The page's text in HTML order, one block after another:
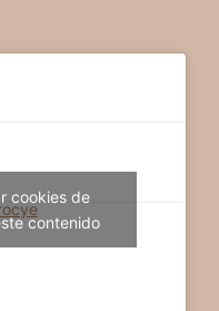
cookies de
contenido